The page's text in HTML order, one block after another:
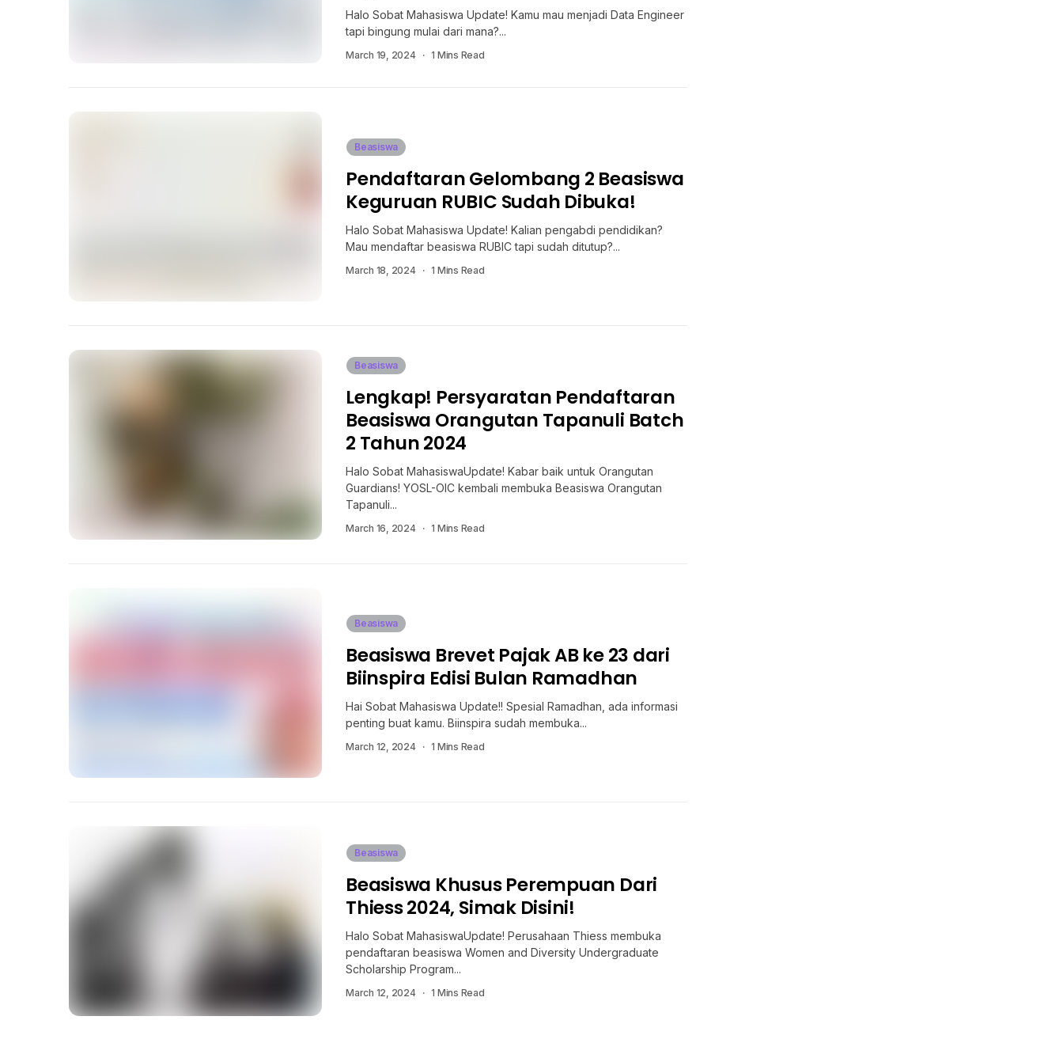
Halo Sobat Mahasiswa Update! Kamu mau menjadi Data Engineer
tapi bingung mulai dari mana?...
March 19, 2024 1 Mins Read
Beasiswa
Pendaftaran Gelombang 2 Beasiswa
Keguruan RUBIC Sudah Dibuka!
Halo Sobat Mahasiswa Update! Kalian pengabdi pendidikan?
Mau mendaftar beasiswa RUBIC tapi sudah ditutup?...
March 18, 2024 1 Mins Read
Beasiswa
Lengkap! Persyaratan Pendaftaran
Beasiswa Orangutan Tapanuli Batch
2 Tahun 2024
Halo Sobat MahasiswaUpdate! Kabar baik untuk Orangutan
Guardians! YOSL-OIC kembali membuka Beasiswa Orangutan
Tapanuli...
March 16, 2024 1 Mins Read
Beasiswa
Beasiswa Brevet Pajak AB ke 23 dari
Biinspira Edisi Bulan Ramadhan
Hai Sobat Mahasiswa Update!! Spesial Ramadhan, ada informasi
penting buat kamu. Biinspira sudah membuka...
March 12, 2024 1 Mins Read
Beasiswa
Beasiswa Khusus Perempuan Dari
Thiess 2024, Simak Disini!
Halo Sobat MahasiswaUpdate! Perusahaan Thiess membuka
pendaftaran beasiswa Women and Diversity Undergraduate
Scholarship Program...
March 12, 2024 1 Mins Read